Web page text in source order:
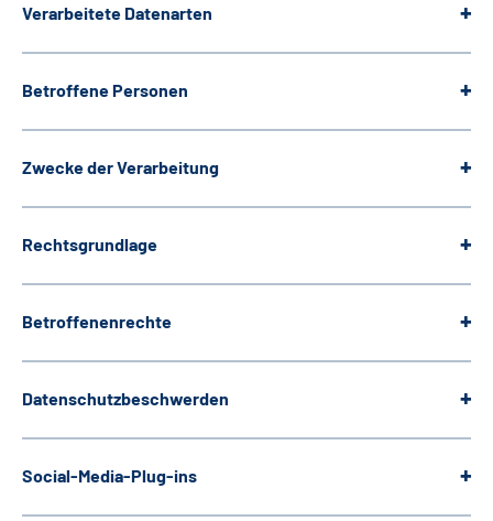
Verarbeitete Datenarten
Betroffene Personen
Zwecke der Verarbeitung
Rechtsgrundlage
Betroffenenrechte
Datenschutzbeschwerden
Social-Media-Plug-ins